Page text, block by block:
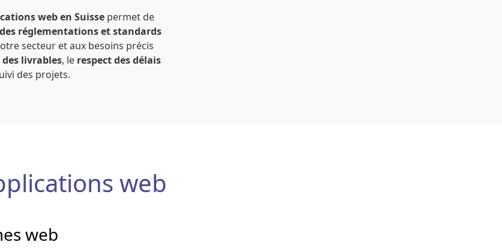
web en Suisse permet de
réglementations et standards
secteur et aux besoins précis
livrables, le respect des délais
des projets.
web
web